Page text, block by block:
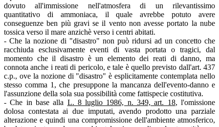
dovuto all'immissione nell'atmosfera di un rilevantissimo
quantitativo di ammoniaca, il quale avrebbe potuto avere
conseguenze ben più gravi se il vento non avesse portato la nube
tossica verso il mare anzichè verso i centri abitati.
- Che la nozione di "disastro" non può ridursi ad un concetto che
racchiuda esclusivamente eventi di vasta portata o tragici, dal
momento che il disastro è un elemento dei reati di danno, ma
connota anche i reati di pericolo, e tale è quello previsto dall'art. 437
c.p., ove la nozione di "disastro" è esplicitamente contemplata nello
stesso comma 1, che presuppone la mancanza dell'evento-danno e
l'assunzione della sola sua possibilità come fattispecie costitutiva.
- Che in base alla L. 8 luglio 1986, n. 349, art. 18, l'omissione
dolosa contestata ai due imputati, avendo prodotto una parziale
alterazione e quindi una compromissione dell'ambiente atmosferico,